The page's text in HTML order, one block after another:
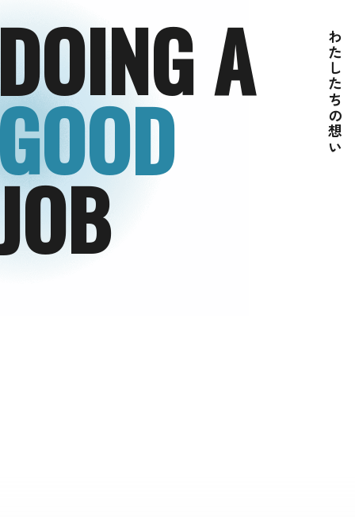
わたしたちの想い
A